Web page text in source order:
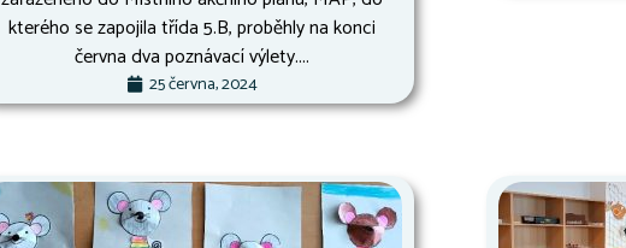
kterého se zapojila třída 5.B, proběhly na konci
června dva poznávací výlety....
25 června, 2024